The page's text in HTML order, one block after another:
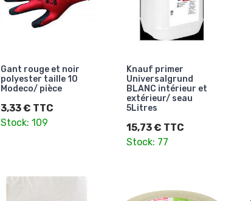
Gant rouge et noir
polyester taille 10
Modeco/ pièce
3,33 € TTC
Stock: 109
Knauf primer
Universalgrund
BLANC intérieur et
extérieur/ seau
5Litres
15,73 € TTC
Stock: 77